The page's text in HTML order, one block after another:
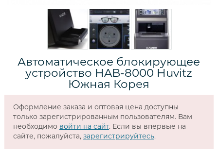
Автоматическое блокирующее
устройство HAB-8000 Huvitz
Южная Корея
Оформление заказа и оптовая цена доступны
только зарегистрированным пользователям. Вам
необходимо войти на сайт. Если вы впервые на
сайте, пожалуйста, зарегистрируйтесь.